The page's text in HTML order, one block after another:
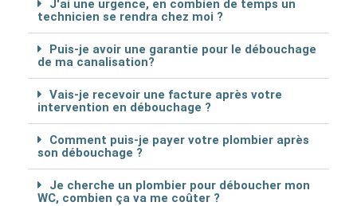
J'ai une urgence, en combien de temps un
technicien se rendra chez moi ?
Puis-je avoir une garantie pour le débouchage
de ma canalisation?
Vais-je recevoir une facture après votre
intervention en débouchage ?
Comment puis-je payer votre plombier après
son débouchage ?
Je cherche un plombier pour déboucher mon
WC, combien ça va me coûter ?